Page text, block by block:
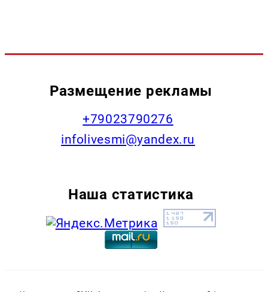
Размещение рекламы
+79023790276
infolivesmi@yandex.ru
Наша статистика